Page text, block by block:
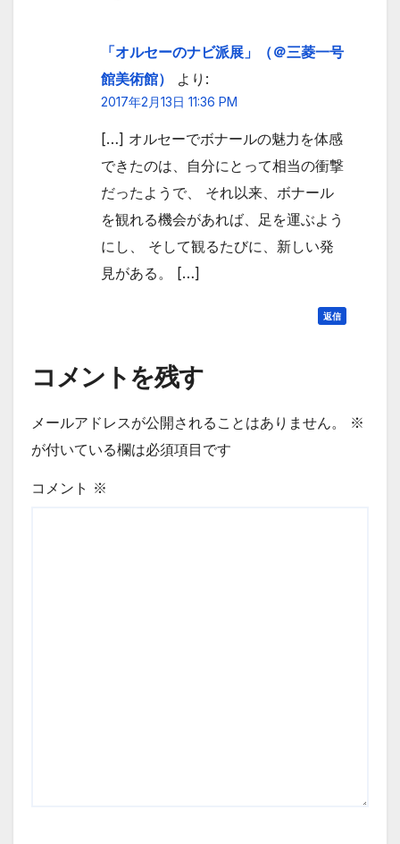
「オルセーのナビ派展」（＠三菱一号
館美術館）
より:
2017年2月13日 11:36 PM
[…] オルセーでボナールの魅力を体感
できたのは、自分にとって相当の衝撃
だったようで、 それ以来、ボナール
を観れる機会があれば、足を運ぶよう
にし、 そして観るたびに、新しい発
見がある。 […]
返信
コメントを残す
メールアドレスが公開されることはありません。
※
が付いている欄は必須項目です
コメント ※